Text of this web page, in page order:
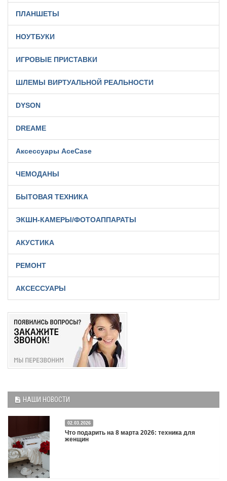
ПЛАНШЕТЫ
НОУТБУКИ
ИГРОВЫЕ ПРИСТАВКИ
ШЛЕМЫ ВИРТУАЛЬНОЙ РЕАЛЬНОСТИ
DYSON
DREAME
Аксессуары AceCase
ЧЕМОДАНЫ
БЫТОВАЯ ТЕХНИКА
ЭКШН-КАМЕРЫ/ФОТОАППАРАТЫ
АКУСТИКА
РЕМОНТ
АКСЕССУАРЫ
НАШИ НОВОСТИ
02.03.2026
Что подарить на 8 марта 2026: техника для
женщин